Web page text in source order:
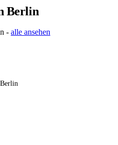
Berlin
- alle ansehen